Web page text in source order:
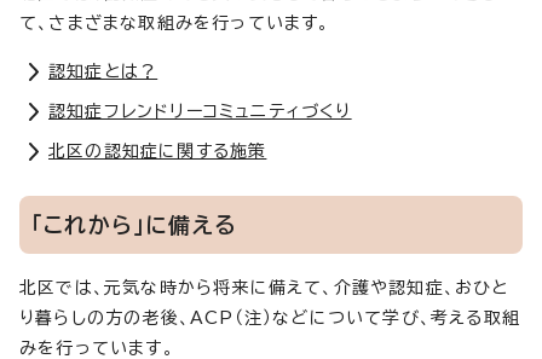
て、さまざまな取組みを行っています。
認知症とは？
認知症フレンドリーコミュニティづくり
北区の認知症に関する施策
「これから」に備える
北区では、元気な時から将来に備えて、介護や認知症、おひと
り暮らしの方の老後、ACP（注）などについて学び、考える取組
みを行っています。